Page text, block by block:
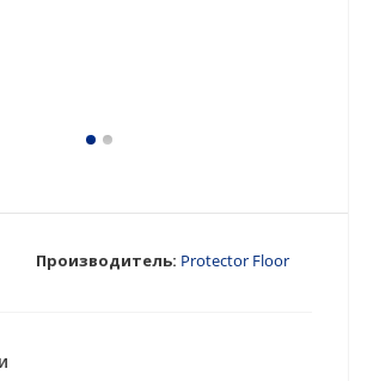
Производитель: Protector Floor